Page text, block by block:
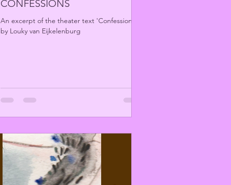
CONFESSIONS
An excerpt of the theater text 'Confessions'
by Louky van Eijkelenburg